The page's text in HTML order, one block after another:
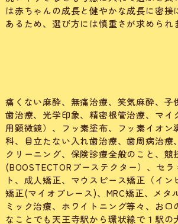
は赤ちゃんの成長と健やかな成長に密接
あるため、選び方には慎重さが求められ
痛くない麻酔、無痛治療、笑気麻酔、子
歯治療、光学印象、精密根管治療、マイ
用顕微鏡）、フッ素塗布、フッ素イオン
科、目立たない入れ歯治療、歯周病治療
クリーニング、保険診療全般のこと、競
(BOOSTECTORブーステクター）、セ
ト、成人矯正、マウスピース矯正（イン
矯正(マイオブレース)、MRC矯正、メタ
ミック治療、ホワイトニング等々、お口
なことでも天王寺駅から環状線で１駅の